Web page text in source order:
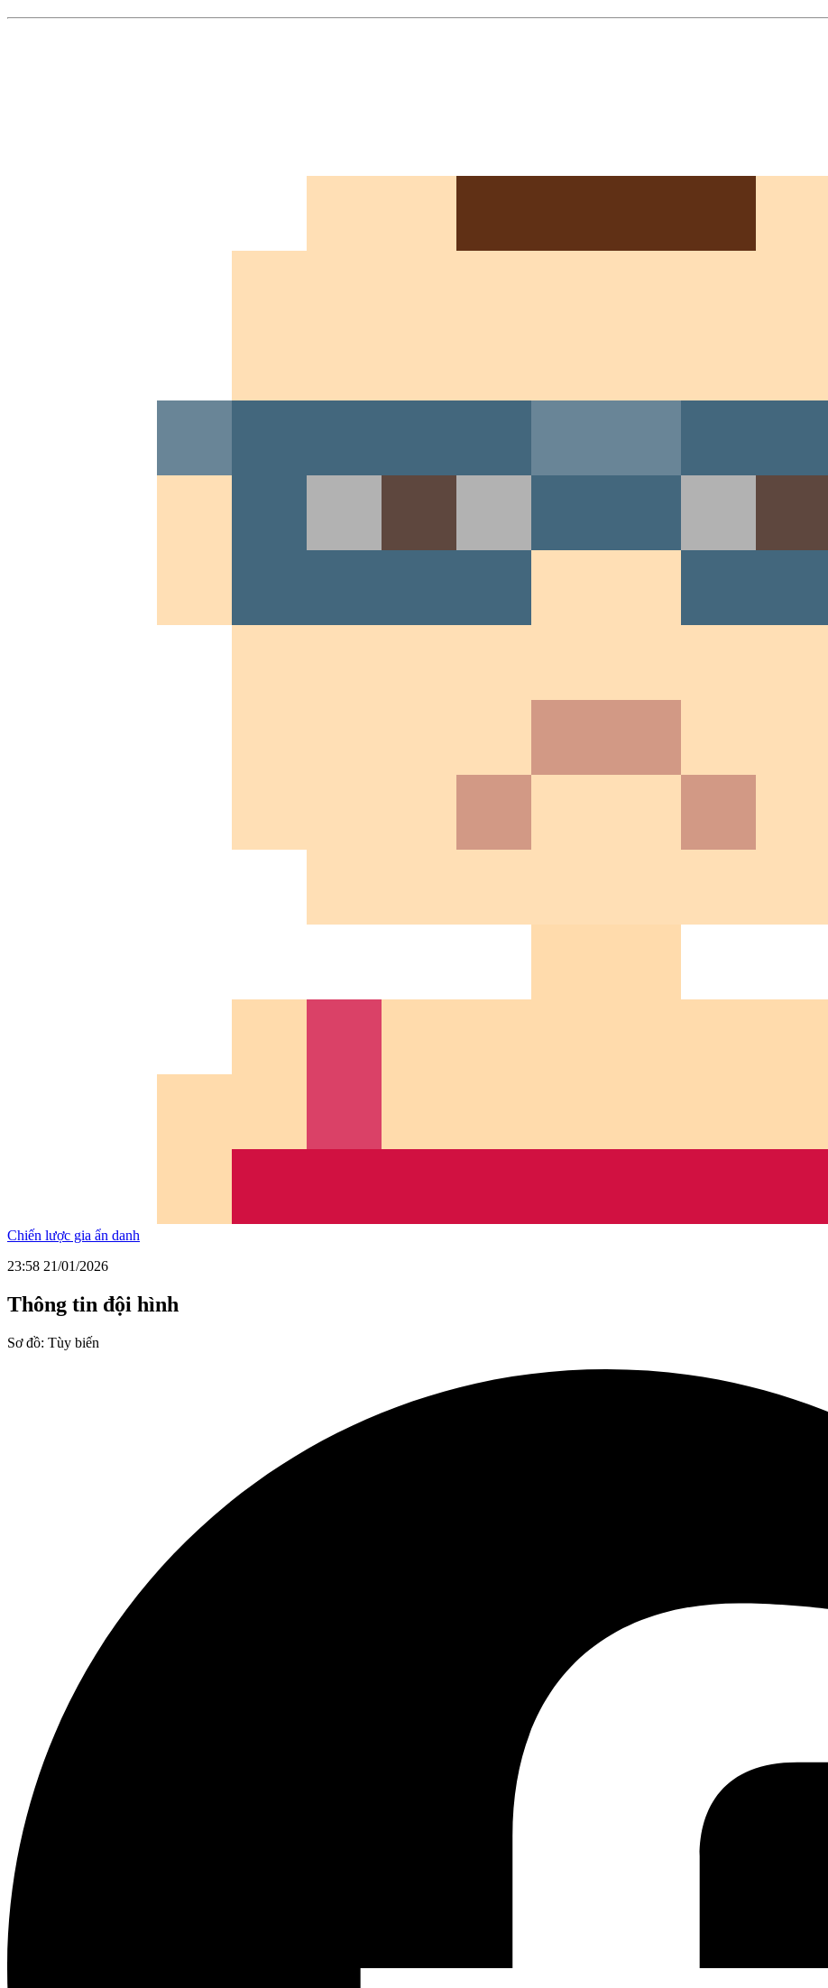
Chiến lược gia ẩn danh
23:58 21/01/2026
Thông tin đội hình
Sơ đồ: Tùy biến